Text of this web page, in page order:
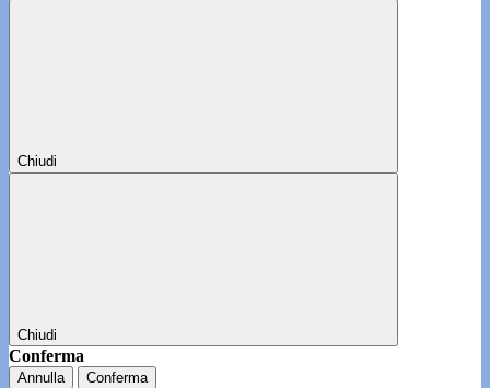
Chiudi
Chiudi
Conferma
Annulla Conferma